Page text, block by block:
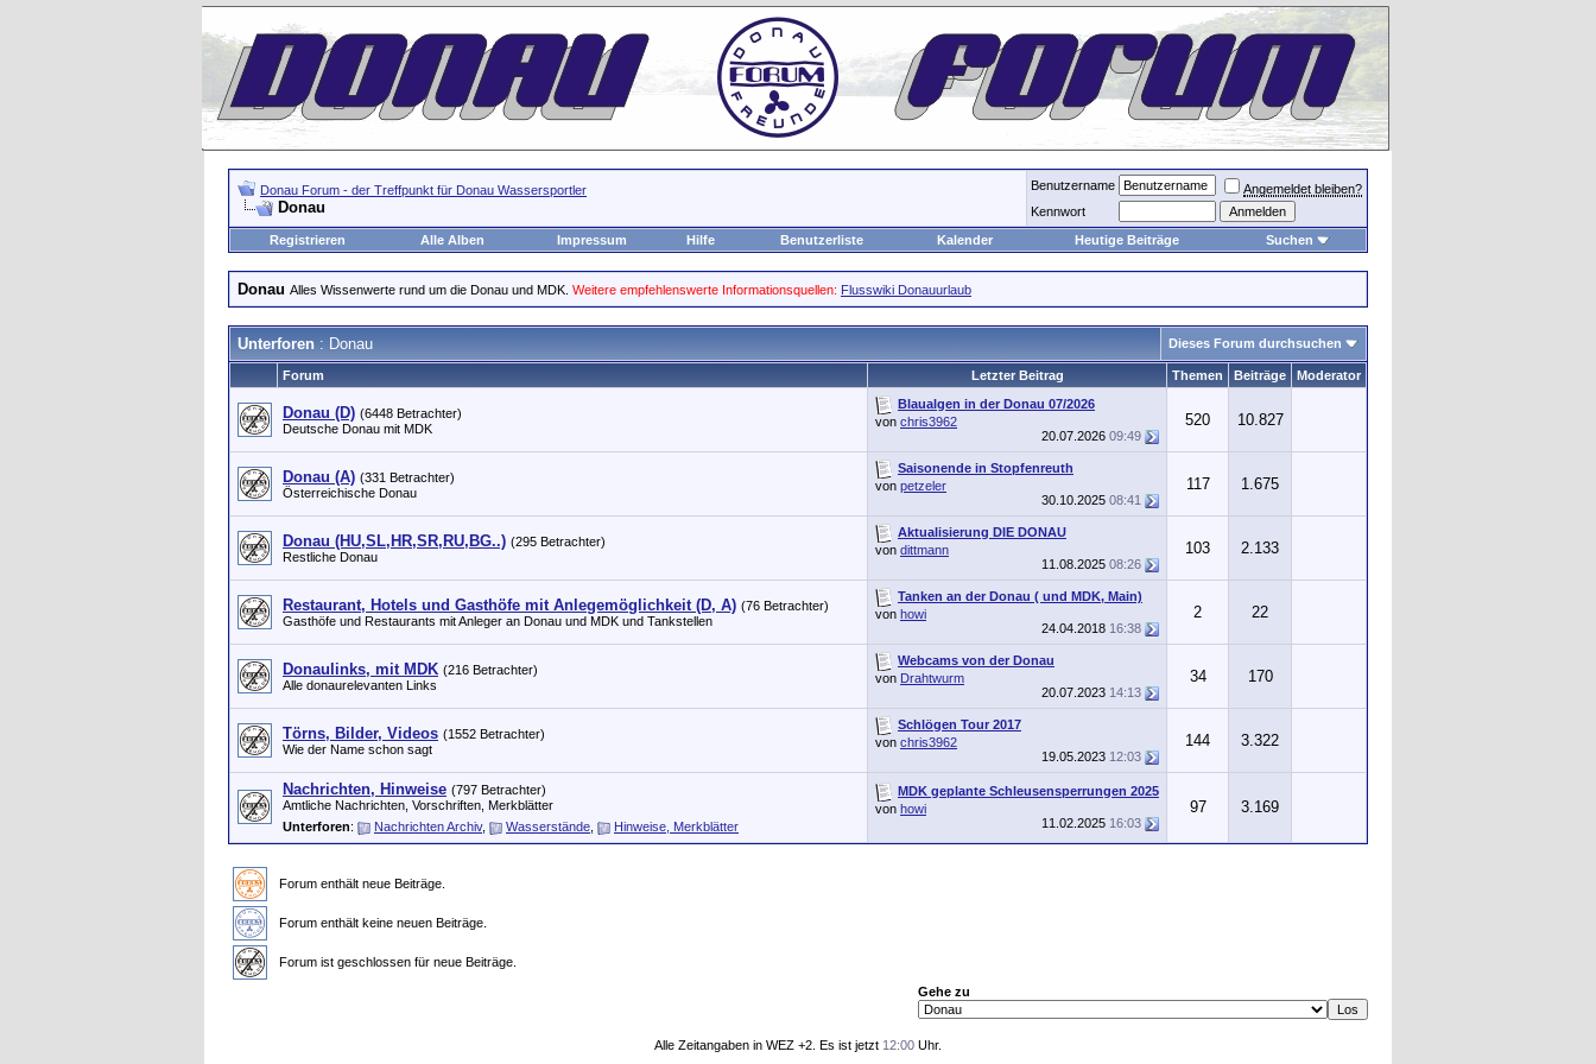
Donau Forum - der Treffpunkt für Donau Wassersportler
Donau
Benutzername
Angemeldet bleiben?
Kennwort
Registrieren
Alle Alben Impressum Hilfe Benutzerliste Kalender Heutige Beiträge Suchen
Donau Alles Wissenwerte rund um die Donau und MDK. Weitere empfehlenswerte Informationsquellen: Flusswiki Donauurlaub
Unterforen : Donau Dieses Forum durchsuchen
Forum Letzter Beitrag Themen Beiträge Moderator
Donau (D) (6448 Betrachter)
Deutsche Donau mit MDK
Blaualgen in der Donau 07/2026
von chris3962
20.07.2026 09:49
520 10.827
Donau (A) (331 Betrachter)
Österreichische Donau
Saisonende in Stopfenreuth
von petzeler
30.10.2025 08:41
117 1.675
Donau (HU,SL,HR,SR,RU,BG..) (295 Betrachter)
Restliche Donau
Aktualisierung DIE DONAU
von dittmann
11.08.2025 08:26
103 2.133
Restaurant, Hotels und Gasthöfe mit Anlegemöglichkeit (D, A) (76 Betrachter)
Gasthöfe und Restaurants mit Anleger an Donau und MDK und Tankstellen
Tanken an der Donau ( und MDK, Main)
von howi
24.04.2018 16:38
2 22
Donaulinks, mit MDK (216 Betrachter)
Alle donaurelevanten Links
Webcams von der Donau
von Drahtwurm
20.07.2023 14:13
34 170
Törns, Bilder, Videos (1552 Betrachter)
Wie der Name schon sagt
Schlögen Tour 2017
von chris3962
19.05.2023 12:03
144 3.322
Nachrichten, Hinweise (797 Betrachter)
Amtliche Nachrichten, Vorschriften, Merkblätter
Unterforen: Nachrichten Archiv, Wasserstände Hinweise, Merkblätter
MDK geplante Schleusensperrungen 2025
von howi
11.02.2025 16:03
97 3.169
Forum enthält neue Beiträge.
Forum enthält keine neuen Beiträge.
Forum ist geschlossen für neue Beiträge.
Gehe zu
Alle Zeitangaben in WEZ +2. Es ist jetzt 12:00 Uhr.